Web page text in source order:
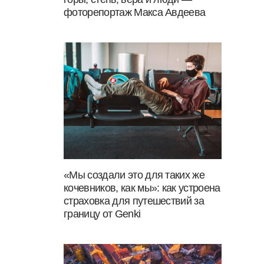
фоторепортаж Макса Авдеева
«Мы создали это для таких же
кочевников, как мы»: как устроена
страховка для путешествий за
границу от Genki